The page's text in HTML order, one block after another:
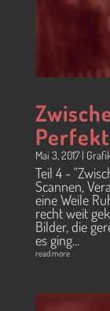
Mai 3, 2017|
Teil 4 -
Scannen,
eine Weile
recht weit
Bilder, die
es ging...
read more